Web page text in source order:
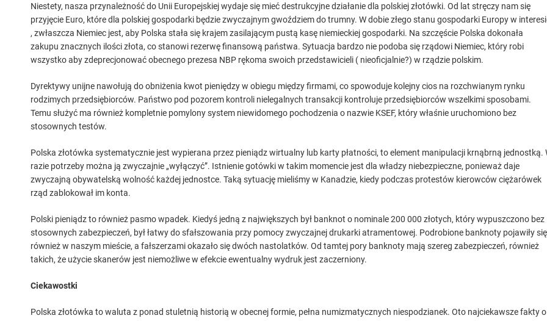
Niestety, nasza przynależność do Unii Europejskiej wydaje się mieć destrukcyjne działanie dla polskiej złotówki. Od lat stręczy nam się
przyjęcie Euro, które dla polskiej gospodarki będzie zwyczajnym gwoździem do trumny. W dobie złego stanu gospodarki Europy w
, zwłaszcza Niemiec jest, aby Polska stała się krajem zasilającym pustą kasę niemieckiej gospodarki. Na szczęście Polska dokonała
zakupu znacznych ilości złota, co stanowi rezerwę finansową państwa. Sytuacja bardzo nie podoba się rządowi Niemiec, który robi
wszystko aby zdeprecjonować obecnego prezesa NBP rękoma swoich przedstawicieli ( nieoficjalnie?) w rządzie polskim.
Dyrektywy unijne nawołują do obniżenia kwot pieniędzy w obiegu między firmami, co spowoduje kolejny cios na rozchwianym rynku
rodzimych przedsiębiorców. Państwo pod pozorem kontroli nielegalnych transakcji kontroluje przedsiębiorców wszelkimi sposobami.
Temu służyć ma również kompletnie pomylony system niewidomego pochodzenia o nazwie KSEF, który właśnie uruchomiono bez
stosownych testów.
Polska złotówka systematycznie jest wypierana przez pieniądz wirtualny lub karty płatności, to element manipulacji krnąbrną jednostką.
razie potrzeby można ją zwyczajnie „wyłączyć”. Istnienie gotówki w takim momencie jest dla władzy niebezpieczne, ponieważ daje
zwyczajną obywatelską wolność każdej jednostce. Taką sytuację mieliśmy w Kanadzie, kiedy podczas protestów kierowców ciężarówek
rząd zablokował im konta.
Polski pieniądz to również pasmo wpadek. Kiedyś jedną z największych był banknot o nominale 200 000 złotych, który wypuszczono bez
stosownych zabezpieczeń, był łatwy do sfałszowania przy pomocy zwyczajnej drukarki atramentowej. Podrobione banknoty pojawiły się
również w naszym mieście, a fałszerzami okazało się dwóch nastolatków. Od tamtej pory banknoty mają szereg zabezpieczeń, również
takich, że użycie skanerów jest niemożliwe w efekcie ewentualny wydruk jest zaczerniony.
Ciekawostki
Polska złotówka to waluta z ponad stuletnią historią w obecnej formie, pełna numizmatycznych niespodzianek. Oto najciekawsze fakty o